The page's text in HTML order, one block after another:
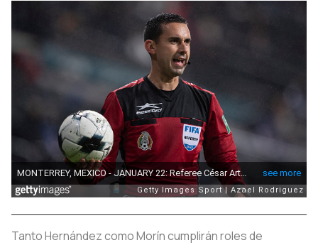
Tanto Hernández como Morín cumplirán roles de